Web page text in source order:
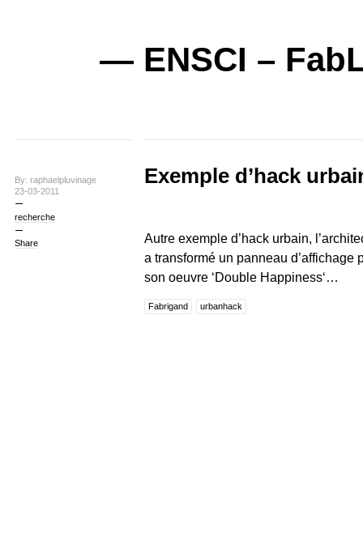
— ENSCI –
By: raphaelpluvinage
23-03-2011
recherche
Share
Exemple d’hack
Autre exemple d’hack urbain,
a transformé un panneau
son oeuvre ‘Double Happiness‘…
Fabrigand urbanhack